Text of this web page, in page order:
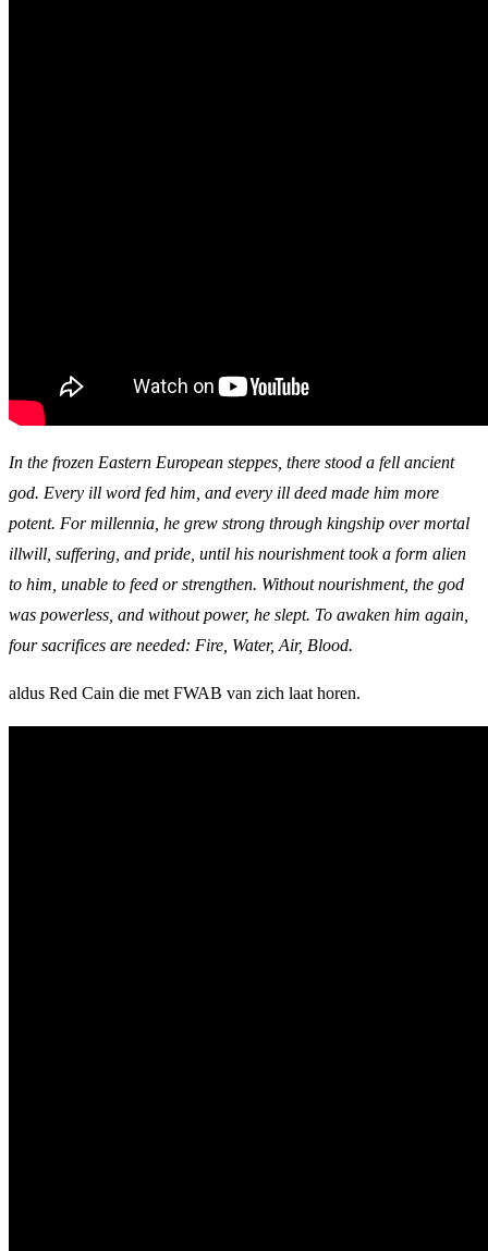
In the frozen Eastern European steppes, there stood a fell ancient
god. Every ill word fed him, and every ill deed made him more
potent. For millennia, he grew strong through kingship over mortal
illwill, suffering, and pride, until his nourishment took a form alien
to him, unable to feed or strengthen. Without nourishment, the god
was powerless, and without power, he slept. To awaken him again,
four sacrifices are needed: Fire, Water, Air, Blood.
aldus Red Cain die met FWAB van zich laat horen.